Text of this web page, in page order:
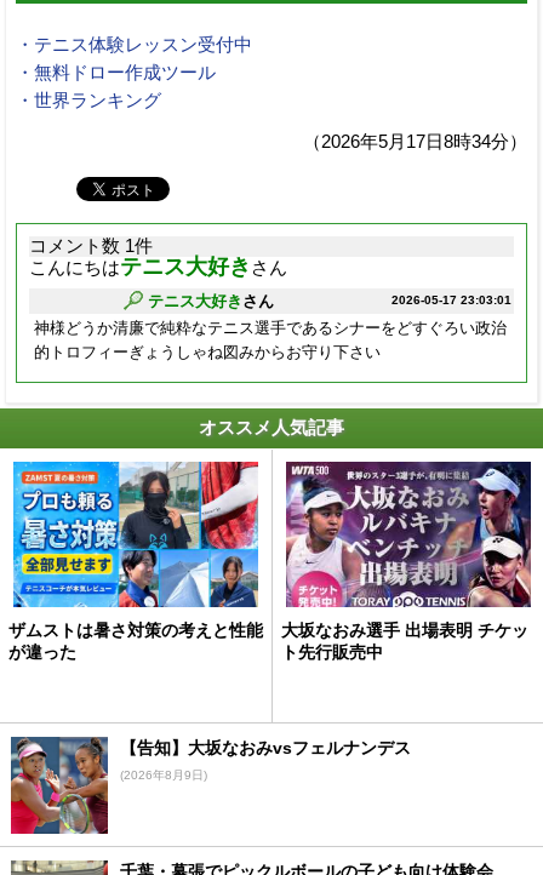
・テニス体験レッスン受付中
・無料ドロー作成ツール
・世界ランキング
（2026年5月17日8時34分）
コメント数 1件
こんにちはテニス大好き さん
2026-05-17 23:03:01
テニス大好き さん
神様どうか清廉で純粋なテニス選手であるシナーをどすぐろい政治
的トロフィーぎょうしゃね図みからお守り下さい
オススメ人気記事
ザムストは暑さ対策の考えと性能
が違った
大坂なおみ選手 出場表明 チケッ
ト先行販売中
【告知】大坂なおみvsフェルナンデス
(2026年8月9日)